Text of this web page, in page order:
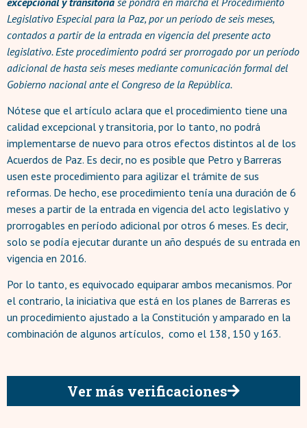
Legislativo Especial para la Paz, por un período de seis meses,
contados a partir de la entrada en vigencia del presente acto
legislativo. Este procedimiento podrá ser prorrogado por un período
adicional de hasta seis meses mediante comunicación formal del
Gobierno nacional ante el Congreso de la República.
Nótese que el artículo aclara que el procedimiento tiene una
calidad excepcional y transitoria, por lo tanto, no podrá
implementarse de nuevo para otros efectos distintos al de los
Acuerdos de Paz. Es decir, no es posible que Petro y Barreras
usen este procedimiento para agilizar el trámite de sus
reformas. De hecho, ese procedimiento tenía una duración de 6
meses a partir de la entrada en vigencia del acto legislativo y
prorrogables en período adicional por otros 6 meses. Es decir,
solo se podía ejecutar durante un año después de su entrada en
vigencia en 2016.
Por lo tanto, es equivocado equiparar ambos mecanismos. Por
el contrario, la iniciativa que está en los planes de Barreras es
un procedimiento ajustado a la Constitución y amparado en la
combinación de algunos artículos, como el 138, 150 y 163.
Ver más verificaciones